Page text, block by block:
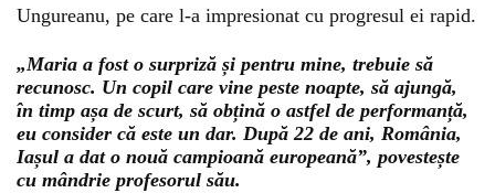
Ungureanu, pe care l-a impresionat cu progresul ei rapid.
„Maria a fost o surpriză și pentru mine, trebuie să
recunosc. Un copil care vine peste noapte, să ajungă,
în timp așa de scurt, să obțină o astfel de performanță,
eu consider că este un dar. După 22 de ani, România,
Iașul a dat o nouă campioană europeană”, povestește
cu mândrie profesorul său.